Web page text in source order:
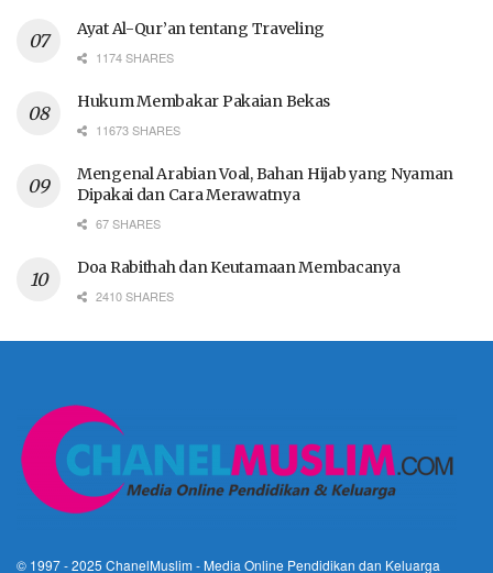
Ayat Al-Qur’an tentang Traveling
1174 SHARES
Hukum Membakar Pakaian Bekas
11673 SHARES
Mengenal Arabian Voal, Bahan Hijab yang Nyaman
Dipakai dan Cara Merawatnya
67 SHARES
Doa Rabithah dan Keutamaan Membacanya
2410 SHARES
© 1997 - 2025 ChanelMuslim - Media Online Pendidikan dan Keluarga